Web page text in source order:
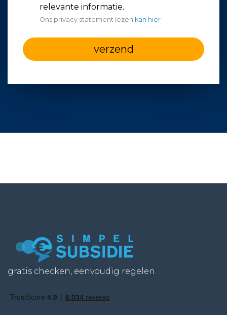
relevante informatie.
Ons privacy statement lezen kan hier
verzend
gratis checken, eenvoudig regelen.